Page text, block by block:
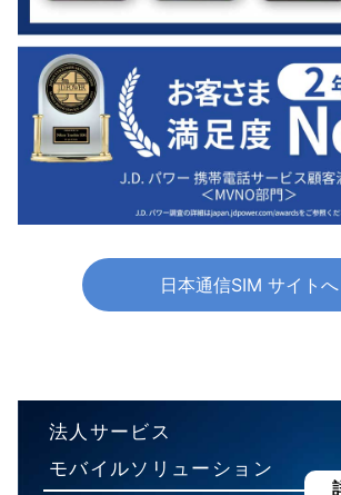
日本通信SIM サイトへ
法人サービス
モバイルソリューション